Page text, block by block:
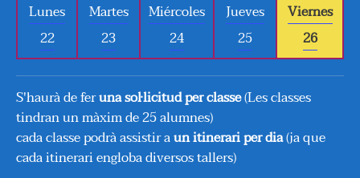
Lunes
22
Martes
23
Miércoles
24
Jueves
25
Viernes
26
S'haurà de feruna sol·licitud per classe(Les classes
tindran un màxim de 25 alumnes)
cada classe podrà assistir aun itinerari per dia(ja que
cada itinerari engloba diversos tallers)